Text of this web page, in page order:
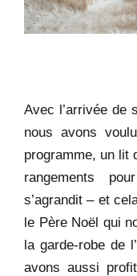
Avec l’arrivée de
nous avons
programme, un lit
rangements
s’agrandit – et
le Père Noël qui
la garde-robe de
avons aussi